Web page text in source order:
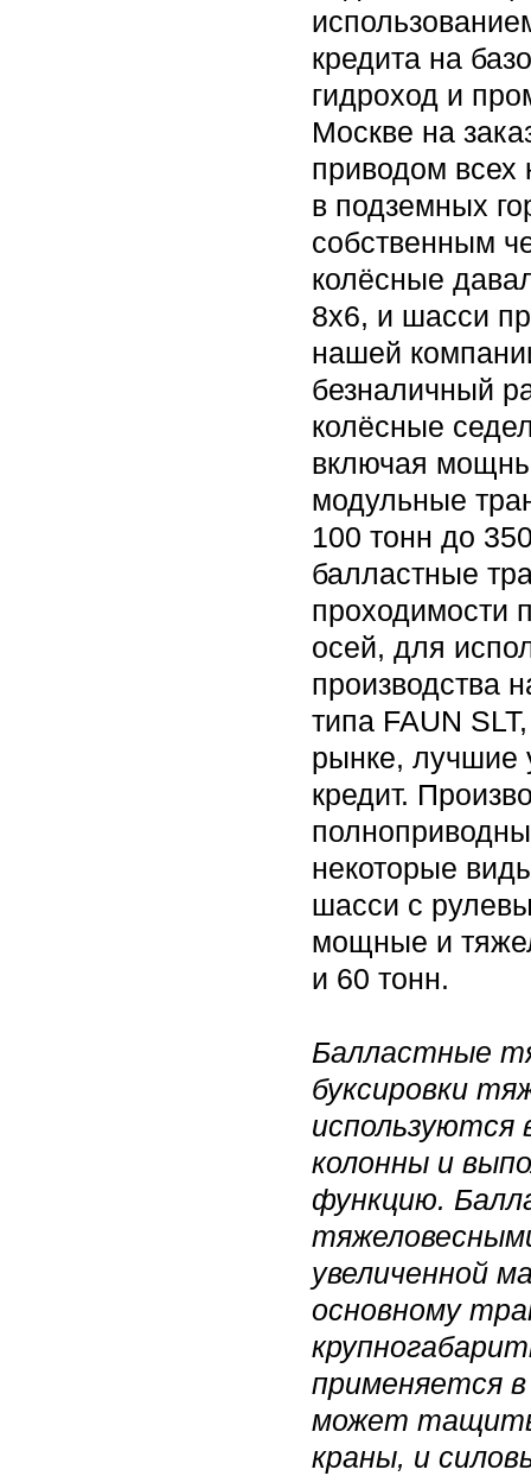
кредита на
гидроход и
Москве на
приводом всех
в подземных
собственным
колёсные
8x6, и шасси
нашей
безналичный
колёсные
включая
модульные
100 тонн до
балластные
проходимости
осей, для
производства
типа FAUN
рынке, лучшие
кредит.
некоторые
шасси с
мощные и
и 60 тонн.
Балластные
буксировки
используются
колонны и
функцию.
увеличенной
основному
применяется
может тащить
краны, и